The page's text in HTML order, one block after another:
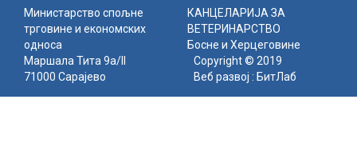
Министарство спољне
трговине и економских
односа
КАНЦЕЛАРИЈА ЗА
ВЕТЕРИНАРСТВО
Босне и Херцеговине
Маршала Тита 9а/II
71000 Сарајево
Copyright © 2019
Веб развој : БитЛаб